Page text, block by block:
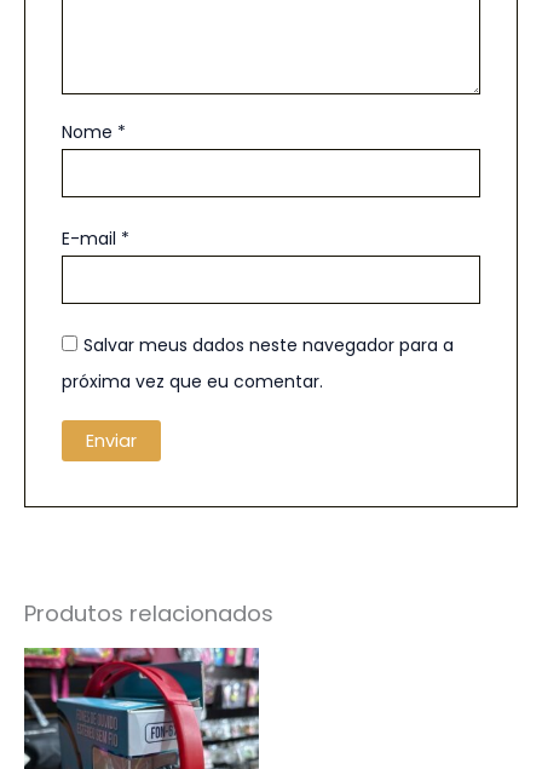
Nome *
E-mail *
Salvar meus dados neste navegador para a
próxima vez que eu comentar.
Produtos relacionados